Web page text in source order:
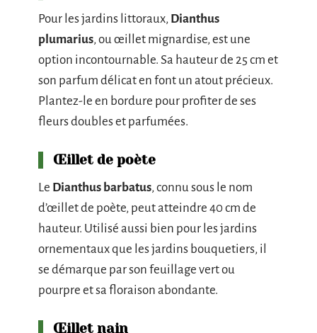
Pour les jardins littoraux, Dianthus
plumarius, ou œillet mignardise, est une
option incontournable. Sa hauteur de 25 cm et
son parfum délicat en font un atout précieux.
Plantez-le en bordure pour profiter de ses
fleurs doubles et parfumées.
Œillet de poète
Le Dianthus barbatus, connu sous le nom
d’œillet de poète, peut atteindre 40 cm de
hauteur. Utilisé aussi bien pour les jardins
ornementaux que les jardins bouquetiers, il
se démarque par son feuillage vert ou
pourpre et sa floraison abondante.
Œillet nain